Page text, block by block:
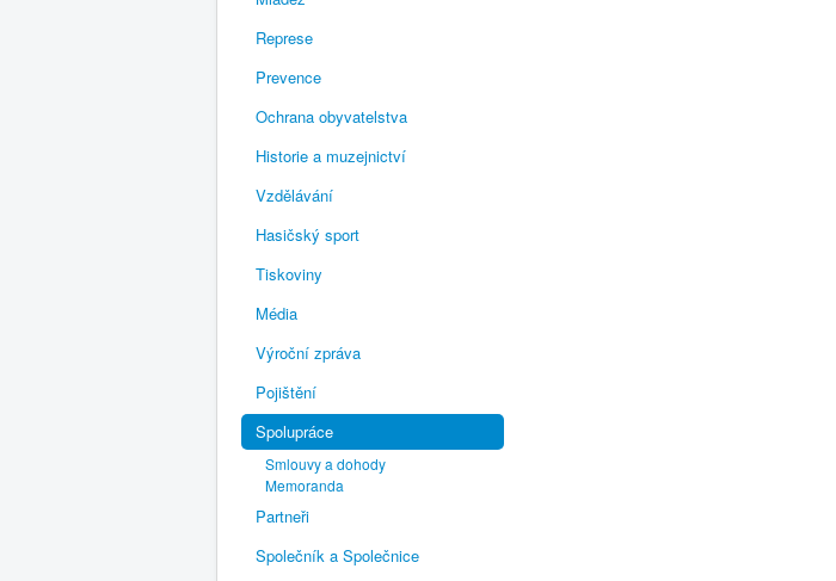
Represe
Prevence
Ochrana obyvatelstva
Historie a muzejnictví
Vzdělávání
Hasičský sport
Tiskoviny
Média
Výroční zpráva
Pojištění
Spolupráce
Smlouvy a dohody
Memoranda
Partneři
Společník a Společnice